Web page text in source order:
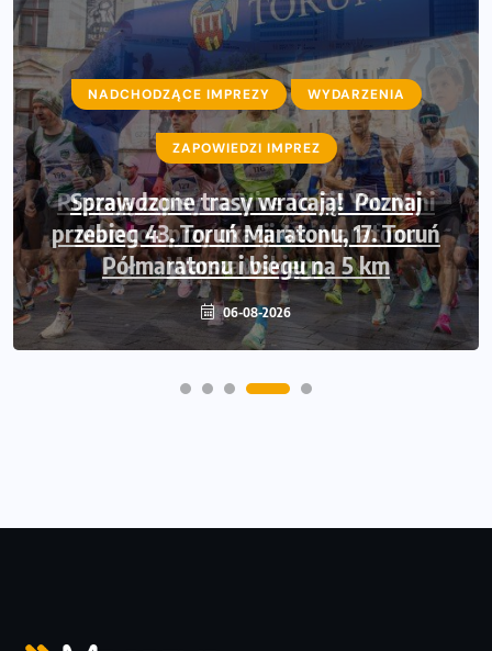
NADCHODZĄCE IMPREZY WYDARZENIA
ZAPOWIEDZI IMPREZ
Sprawdzone trasy wracają! Poznaj
przebieg 43. Toruń Maratonu, 17. Toruń
Półmaratonu i biegu na 5 km
06-08-2026